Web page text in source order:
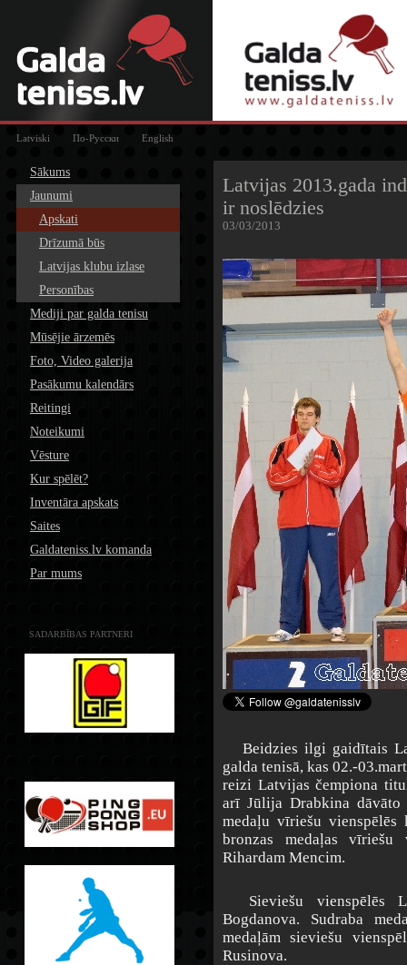
Latviski По-Русски English
Sākums
Jaunumi
Apskati
Drīzumā būs
Latvijas klubu izlase
Personības
Mediji par galda tenisu
Mūsējie ārzemēs
Foto, Video galerija
Pasākumu kalendārs
Reitingi
Noteikumi
Vēsture
Kur spēlēt?
Inventāra apskats
Saites
Galdateniss.lv komanda
Par mums
SADARBĪBAS PARTNERI
Latvijas 2013.gada
ir noslēdzies
03/03/2013
Beidzies ilgi gaidītais
galda tenisā, kas 02.-
reizi Latvijas čempiona
arī Jūlija Drabkina dāvāto
medaļu vīriešu
bronzas medaļas vīriešu
Rihardam Mencim.
Sieviešu vienspēlēs
Bogdanova. Sudraba
medaļām sieviešu
Rusinova.